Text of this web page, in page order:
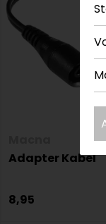
Adapter Kabel
8,95